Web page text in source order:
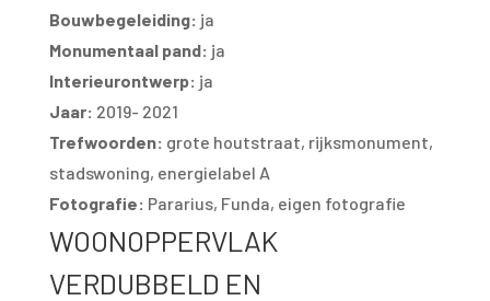
Bouwbegeleiding: ja
Monumentaal pand: ja
Interieurontwerp: ja
Jaar: 2019- 2021
Trefwoorden: grote houtstraat, rijksmonument,
stadswoning, energielabel A
Fotografie: Pararius, Funda, eigen fotografie
WOONOPPERVLAK
VERDUBBELD EN